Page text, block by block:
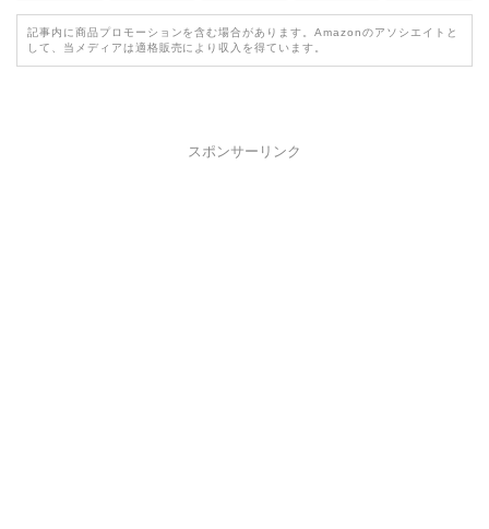
記事内に商品プロモーションを含む場合があります。Amazonのアソシエイトと
して、当メディアは適格販売により収入を得ています。
スポンサーリンク